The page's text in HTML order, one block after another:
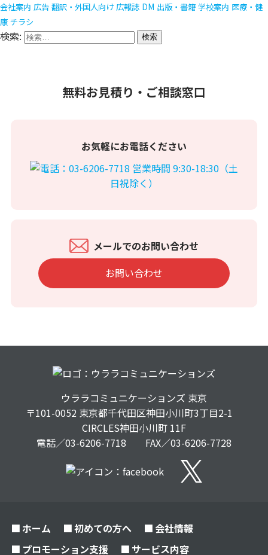
会社案内 広告 翻訳・外国人向け 広報誌 DM 出版・書籍 学校案内 医療・健
康 チラシ
検索:
無料お見積り・ご相談窓口
お気軽にお電話ください
メールでのお問い合わせ
お問い合わせ
ウララコミュニケーションズ 東京
〒101-0052 東京都千代田区神田小川町3丁目2-1
CIRCLES神田小川町 11F
電話／03-6206-7718 FAX／03-6206-7728
ホーム 初めての方へ
会社情報
プロモーション支援
サービス内容